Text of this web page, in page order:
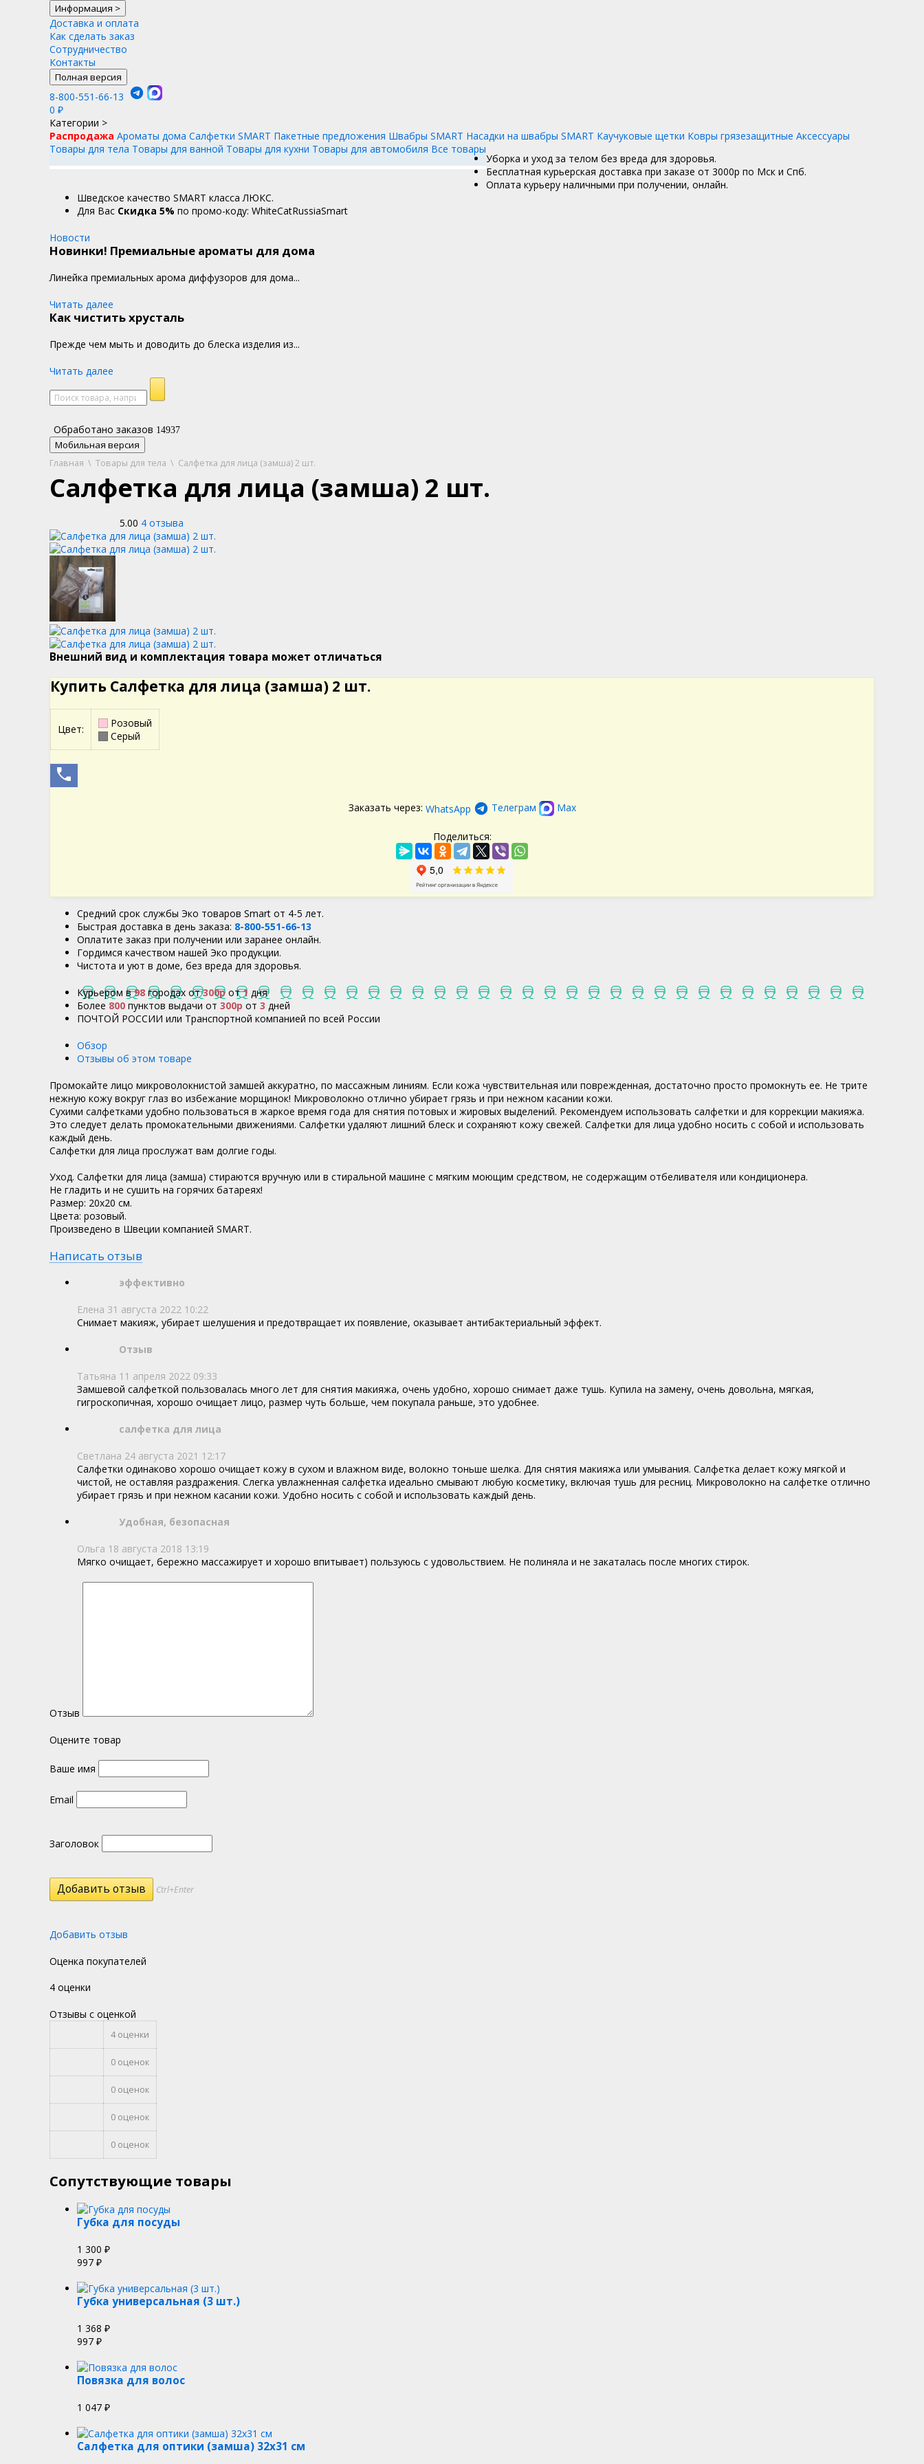
Информация >
Доставка и оплата
Как сделать заказ
Сотрудничество
Контакты
Полная версия
8-800-551-66-13
0 ₽
Категории >
Распродажа Ароматы дома Салфетки SMART Пакетные предложения Швабры SMART Насадки на швабры SMART Каучуковые щетки Ковры грязезащитные Аксессуары
Товары для тела Товары для ванной Товары для кухни Товары для автомобиля Все товары
Уборка и уход за телом без вреда для здоровья.
Бесплатная курьерская доставка при заказе от 3000р по Мск и Спб.
Оплата курьеру наличными при получении, онлайн.
Шведское качество SMART класса ЛЮКС.
Для Вас Cкидка 5% по промо-коду: WhiteCatRussiaSmart
Новости
Новинки! Премиальные ароматы для дома
Линейка премиальных арома диффузоров для дома...
Читать далее
Как чистить хрусталь
Прежде чем мыть и доводить до блеска изделия из...
Читать далее
Обработано заказов 14937
Мобильная версия
Главная \ Товары для тела \ Салфетка для лица (замша) 2 шт.
Салфетка для лица (замша) 2 шт.
5.00 4 отзыва
Внешний вид и комплектация товара может отличаться
Купить Салфетка для лица (замша) 2 шт.
Цвет:
Розовый
Серый
Заказать через: WhatsApp Телеграм Max
Поделиться:
Средний срок службы Эко товаров Smart от 4-5 лет.
Быстрая доставка в день заказа: 8-800-551-66-13
Оплатите заказ при получении или заранее онлайн.
Гордимся качеством нашей Эко продукции.
Чистота и уют в доме, без вреда для здоровья.
Курьером в98 городах от300р от1 дня
Более 800 пунктов выдачи от 300р от 3 дней
ПОЧТОЙ РОССИИ или Транспортной компанией по всей России
Обзор
Отзывы об этом товаре
Промокайте лицо микроволокнистой замшей аккуратно, по массажным линиям. Если кожа чувствительная или поврежденная, достаточно просто промокнуть ее. Не трите
нежную кожу вокруг глаз во избежание морщинок! Микроволокно отлично убирает грязь и при нежном касании кожи.
Сухими салфетками удобно пользоваться в жаркое время года для снятия потовых и жировых выделений. Рекомендуем использовать салфетки и для коррекции макияжа.
Это следует делать промокательными движениями. Салфетки удаляют лишний блеск и сохраняют кожу свежей. Салфетки для лица удобно носить с собой и использовать
каждый день.
Салфетки для лица прослужат вам долгие годы.
Уход. Салфетки для лица (замша) стираются вручную или в стиральной машине с мягким моющим средством, не содержащим отбеливателя или кондиционера.
Не гладить и не сушить на горячих батареях!
Размер: 20х20 см.
Цвета: розовый.
Произведено в Швеции компанией SMART.
Написать отзыв
эффективно
Елена 31 августа 2022 10:22
Снимает макияж, убирает шелушения и предотвращает их появление, оказывает антибактериальный эффект.
Отзыв
Татьяна 11 апреля 2022 09:33
Замшевой салфеткой пользовалась много лет для снятия макияжа, очень удобно, хорошо снимает даже тушь. Купила на замену, очень довольна, мягкая,
гигроскопичная, хорошо очищает лицо, размер чуть больше, чем покупала раньше, это удобнее.
салфетка для лица
Светлана 24 августа 2021 12:17
Салфетки одинаково хорошо очищает кожу в сухом и влажном виде, волокно тоньше шелка. Для снятия макияжа или умывания. Салфетка делает кожу мягкой и
чистой, не оставляя раздражения. Слегка увлажненная салфетка идеально смывают любую косметику, включая тушь для ресниц. Микроволокно на салфетке отлично
убирает грязь и при нежном касании кожи. Удобно носить с собой и использовать каждый день.
Удобная, безопасная
Ольга 18 августа 2018 13:19
Мягко очищает, бережно массажирует и хорошо впитывает) пользуюсь с удовольствием. Не полиняла и не закаталась после многих стирок.
Отзыв
Оцените товар
Ваше имя
Email
Заголовок
Ctrl+Enter
Добавить отзыв
Оценка покупателей
4 оценки
Отзывы с оценкой
4 оценки
0 оценок
0 оценок
0 оценок
0 оценок
Сопутствующие товары
Губка для посуды
1 300 ₽
997 ₽
Губка универсальная (3 шт.)
1 368 ₽
997 ₽
Повязка для волос
1 047 ₽
Салфетка для оптики (замша) 32х31 см